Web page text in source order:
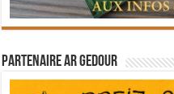
Partenaire Ar Gedour